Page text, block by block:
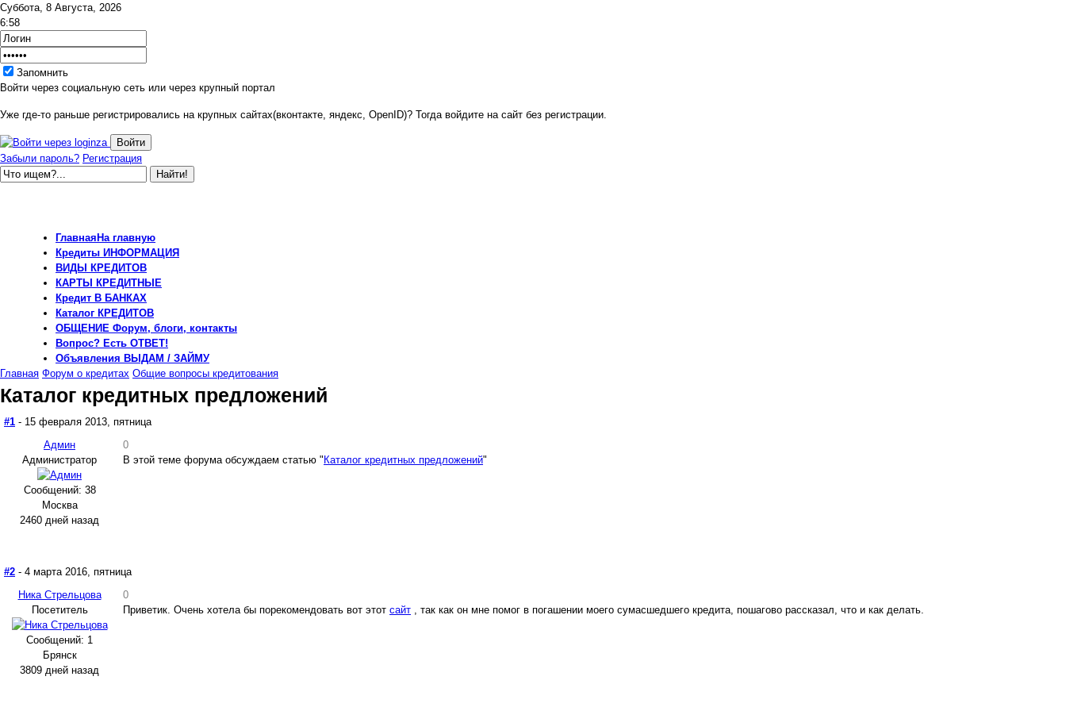
Суббота, 8 Августа, 2026
6:58
Запомнить
Войти через социальную сеть или через крупный портал
Уже где-то раньше регистрировались на крупных сайтах(вконтакте, яндекс, OpenID)? Тогда войдите на сайт без регистрации.
Забыли пароль? Регистрация
Главная На главную
Кредиты ИНФОРМАЦИЯ
ВИДЫ
КРЕДИТОВ
КАРТЫ
КРЕДИТНЫЕ
Кредит В БАНКАХ
Каталог КРЕДИТОВ
ОБЩЕНИЕ Форум, блоги, контакты
Вопрос? Есть ОТВЕТ!
Объявления ВЫДАМ / ЗАЙМУ
Главная Форум о кредитах Общие вопросы кредитования
Каталог кредитных предложений
#1 - 15 февраля 2013, пятница
Админ
Администратор
Сообщений: 38
Москва
2460 дней назад
0
В этой теме форума обсуждаем статью " Каталог кредитных предложений"
#2 - 4 марта 2016, пятница
Ника Стрельцова
Посетитель
Сообщений: 1
Брянск
3809 дней назад
0
Приветик. Очень хотела бы порекомендовать вот этот сайт , так как он мне помог в погашении моего сумасшедшего кредита, пошагово рассказал, что и как делать.